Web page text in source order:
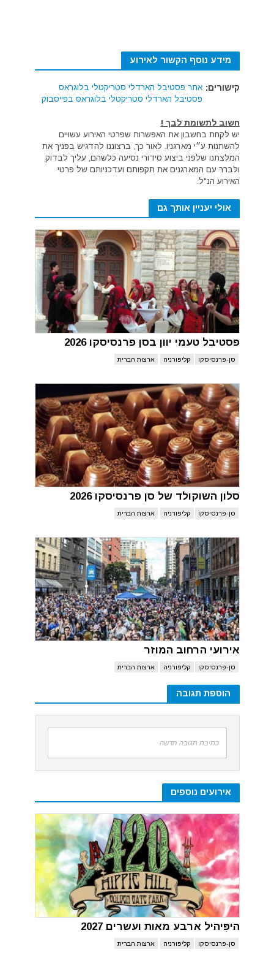
מידע נוסף הקשור לאירוע
קישורים: אתר פסטיבל הארדלי סטריקטלי בלוגראס
פסטיבל הארדלי סטריקטלי בלוגראס בפייסבוק
חשוב לתשומת לבך !
יש לקחת בחשבון את האפשרות שפרטי האירוע עשויים
להשתנות ע״י מארגניו. לאור כך, ברצוננו להדגיש בפניך את
המלצתנו שלפני ביצוע סידורי נסיעה כלשהם, עליך לבדוק
ולברר עם המארגנים את תקפותם ועדכניותם של פרטי
האירוע הנ"ל.
אולי יעניין אותך גם
פסטיבל טעמי יוון בסן פרנסיסקו 2026
סן-פרנסיסקו קליפורניה ארצות הברית
סלון השוקולד של סן פרנסיסקו 2026
סן-פרנסיסקו קליפורניה ארצות הברית
אירועי הרחוב המוזר
סן-פרנסיסקו קליפורניה ארצות הברית
הוספת תגובה
כתיבת תגובה חדשה
אירועים נוספים
היפִּיהיל ארבע מאות ועשרים 2027
סן-פרנסיסקו קליפורניה ארצות הברית